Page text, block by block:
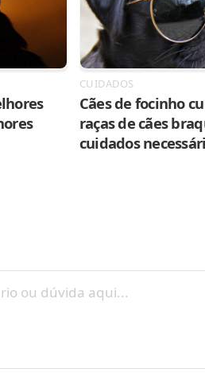
CUIDADOS
Cães de focinho
raças de cães
cuidados